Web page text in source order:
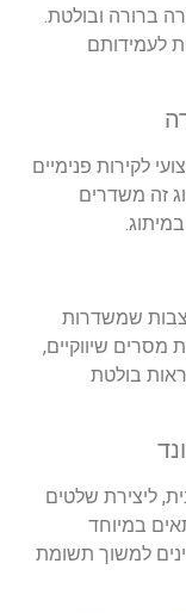
ברורה ובולטת.
לעמידותם
לקירות פנימיים
זה משדרים
שמשדרות
מסרים שיווקיים,
בולטת
ליצירת שלטים
במיוחד
למשוך תשומת